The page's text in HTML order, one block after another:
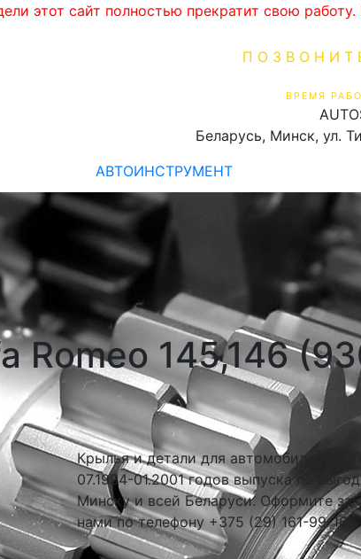
этот сайт полностью прекратит свою
ВРЕМЯ
Беларусь, Минск, ул.
АВТОИНСТРУМЕНТ
Romeo 145,146
Крылья и детали для автомобилей Alfa
07.1994-01.2001 годов выпуска по
Минску и всей Беларуси. Оформите
нами по телефону +375 (29) 161-99-16.